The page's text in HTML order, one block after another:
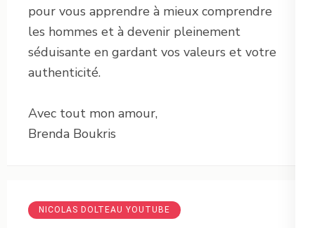
pour vous apprendre à mieux comprendre
les hommes et à devenir pleinement
séduisante en gardant vos valeurs et votre
authenticité.
Avec tout mon amour,
Brenda Boukris
NICOLAS DOLTEAU YOUTUBE